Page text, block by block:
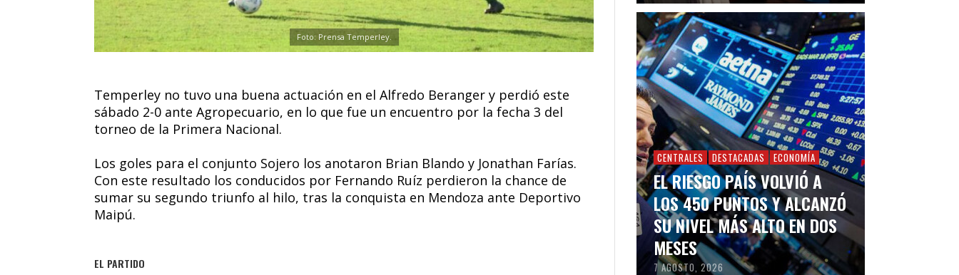
Foto: Prensa Temperley.
Temperley no tuvo una buena actuación en el Alfredo Beranger y perdió este
sábado 2-0 ante Agropecuario, en lo que fue un encuentro por la fecha 3 del
torneo de la Primera Nacional.
Los goles para el conjunto Sojero los anotaron Brian Blando y Jonathan Farías.
Con este resultado los conducidos por Fernando Ruíz perdieron la chance de
sumar su segundo triunfo al hilo, tras la conquista en Mendoza ante Deportivo
Maipú.
EL PARTIDO
CENTRALES DESTACADAS ECONOMÍA
EL RIESGO PAÍS VOLVIÓ A
LOS 450 PUNTOS Y ALCANZÓ
SU NIVEL MÁS ALTO EN DOS
MESES
7 AGOSTO, 2026